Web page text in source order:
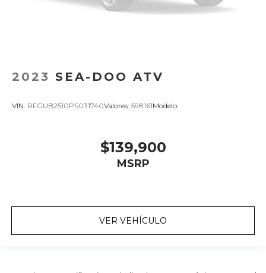
2023 SEA-DOO ATV
VIN: RFGUB2510PS031740Valores: 598161Modelo:
$139,900
MSRP
VER VEHÍCULO